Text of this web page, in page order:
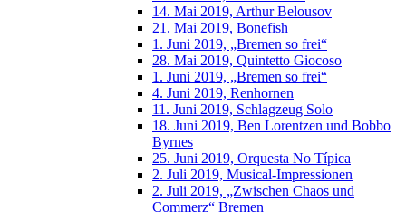
14. Mai 2019, Arthur Belousov
21. Mai 2019, Bonefish
1. Juni 2019, „Bremen so frei“
28. Mai 2019, Quintetto Giocoso
1. Juni 2019, „Bremen so frei“
4. Juni 2019, Renhornen
11. Juni 2019, Schlagzeug Solo
18. Juni 2019, Ben Lorentzen und Bobbo
Byrnes
25. Juni 2019, Orquesta No Típica
2. Juli 2019, Musical-Impressionen
2. Juli 2019, „Zwischen Chaos und
Commerz“ Bremen